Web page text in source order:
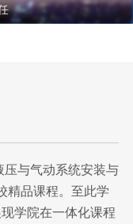
与气动系统安装与
精品课程。至此学
学院在一体化课程